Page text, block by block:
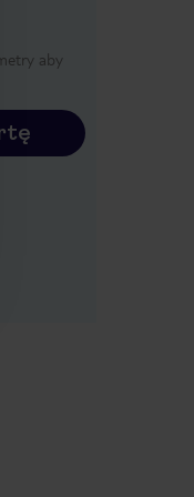
aby